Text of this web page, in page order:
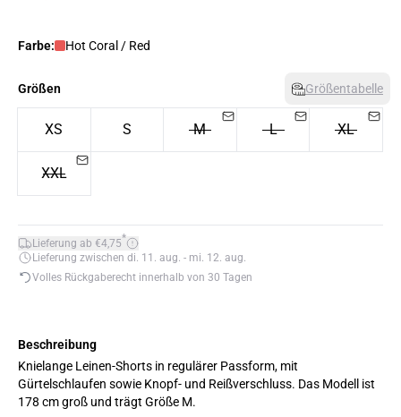
Farbe: Hot Coral / Red
Größen Größentabelle
XS S M L XL
XXL
Lieferung ab €4,75*
Lieferung zwischen di. 11. aug. - mi. 12. aug.
Volles Rückgaberecht innerhalb von 30 Tagen
Beschreibung
Knielange Leinen-Shorts in regulärer Passform, mit
Gürtelschlaufen sowie Knopf- und Reißverschluss. Das Modell ist
178 cm groß und trägt Größe M.